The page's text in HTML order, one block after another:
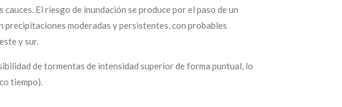
El riesgo de inundación se produce por el paso de un
moderadas y persistentes, con probables
y sur.
de tormentas de intensidad superior de forma puntual, lo
tiempo).